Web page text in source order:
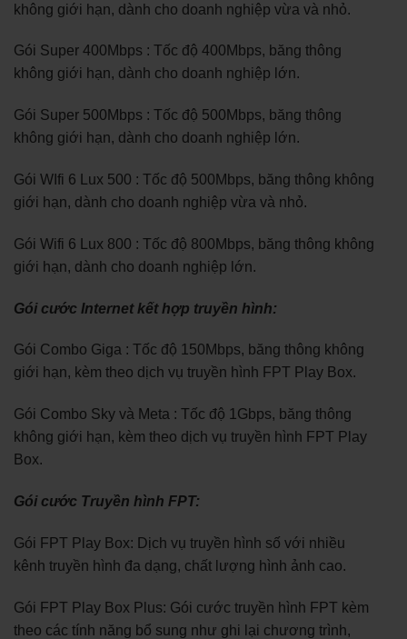
không giới hạn, dành cho doanh nghiệp vừa và nhỏ.
Gói Super 400Mbps : Tốc độ 400Mbps, băng thông
không giới hạn, dành cho doanh nghiệp lớn.
Gói Super 500Mbps : Tốc độ 500Mbps, băng thông
không giới hạn, dành cho doanh nghiệp lớn.
Gói WIfi 6 Lux 500 : Tốc độ 500Mbps, băng thông không
giới hạn, dành cho doanh nghiệp vừa và nhỏ.
Gói Wifi 6 Lux 800 : Tốc độ 800Mbps, băng thông không
giới hạn, dành cho doanh nghiệp lớn.
Gói cước Internet kết hợp truyền hình:
Gói Combo Giga : Tốc độ 150Mbps, băng thông không
giới hạn, kèm theo dịch vụ truyền hình FPT Play Box.
Gói Combo Sky và Meta : Tốc độ 1Gbps, băng thông
không giới hạn, kèm theo dịch vụ truyền hình FPT Play
Box.
Gói cước Truyền hình FPT:
Gói FPT Play Box: Dịch vụ truyền hình số với nhiều
kênh truyền hình đa dạng, chất lượng hình ảnh cao.
Gói FPT Play Box Plus: Gói cước truyền hình FPT kèm
theo các tính năng bổ sung như ghi lại chương trình,